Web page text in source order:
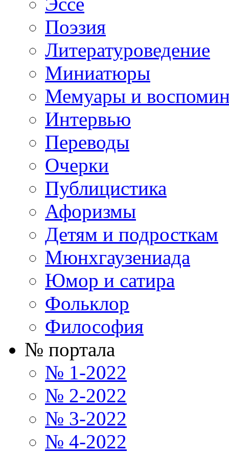
Поэзия
Литературоведение
Миниатюры
Мемуары и
Интервью
Переводы
Очерки
Публицистика
Афоризмы
Детям и подросткам
Мюнхгаузениада
Юмор и сатира
Фольклор
Философия
№ портала
№ 1-2022
№ 2-2022
№ 3-2022
№ 4-2022